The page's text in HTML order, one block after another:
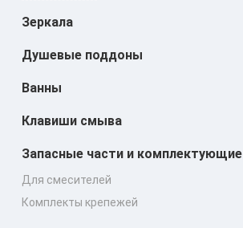
Зеркала
Душевые поддоны
Ванны
Клавиши смыва
Запасные части и комплектующие
Для смесителей
Комплекты крепежей